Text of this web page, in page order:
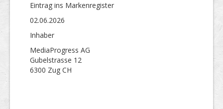
Eintrag ins Markenregister
02.06.2026
Inhaber
MediaProgress AG
Gubelstrasse 12
6300 Zug CH